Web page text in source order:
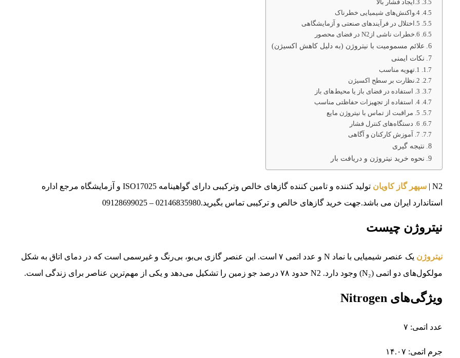
3.ایجاد فشار بالا
4.واکنش‌های شیمیایی خطرناک
5.اختلال در فرآیندهای صنعتی و آزمایشگاهی
6.خطرات ناشی ازN2 در فضای محصور
علائم مسمومیت با نیتروژن (به دلیل کاهش اکسیژن)
نکات ایمنی
1.تهویه مناسب
2.نظارت بر سطح اکسیژن
3. استفاده در فضای باز یا محیط‌های باز
4. استفاده از تجهیزات حفاظتی مناسب
5. مراقبت از تماس با نیتروژن مایع
6. دستگاه‌های کنترل فشار
7. آموزش کارکنان و آگاهی
نتیجه‌ گیری
نحوه خرید نیتروژن و دریافت بار
N2 | سپهر گاز کاویان
تولید کننده و تامین کننده گازهای خالص وترکیبی دارای گواهینامه ISO17025 و آزمایشگاه مرجع اداره
استاندارد ایران می باشد.جهت خرید گازهای خالص و ترکیبی تماس بگیرید.02146835980 – 09128699025
نیتروژن چیست
نیتروژن
یک عنصر شیمیایی با نماد N و عدد اتمی ۷ است. این عنصر گازی بی‌بو، بی‌رنگ و غیرسمی است که در دمای اتاق به شکل
مولکول‌های دو اتمی (N₂) وجود دارد. N2 حدود ۷۸ درصد جو زمین را تشکیل می‌دهد و یکی از مهم‌ترین عناصر برای زندگی است.
ویژگی‌های Nitrogen
عدد اتمی: ۷
جرم اتمی: ۱۴.۰۷